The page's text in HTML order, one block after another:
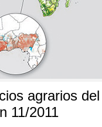
agrarios
11/2011